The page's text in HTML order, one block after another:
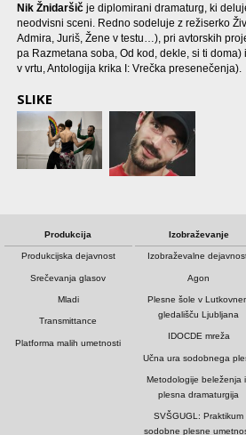
Nik Žnidaršičje diplomirani dramaturg, ki
neodvisni sceni. Redno sodeluje z režiserko
Admira, Juriš, Žene v testu…), pri avtorskih
pa Razmetana soba, Od kod, dekle, si ti doma)
v vrtu, Antologija krika I: Vrečka presenečenja).
SLIKE
Produkcija
Produkcijska dejavnost
Srečevanja glasov
Mladi
Transmittance
Platforma malih umetnosti
Izobraževanje
Izobraževalne
Agon
Plesne šole v
gledališču Ljubljana
IDOCDE mreža
Učna ura sodobnega
Metodologije beleženja
plesna dramaturgija
SVŠGUGL: Praktikum
sodobne plesne